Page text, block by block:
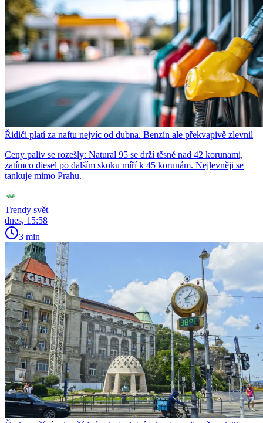
Řidiči platí za naftu nejvíc od dubna. Benzín ale překvapivě zlevnil
Ceny paliv se rozešly: Natural 95 se drží těsně nad 42 korunami,
zatímco diesel po dalším skoku míří k 45 korunám. Nejlevněji se
tankuje mimo Prahu.
Trendy svět
dnes, 15:58
3 min